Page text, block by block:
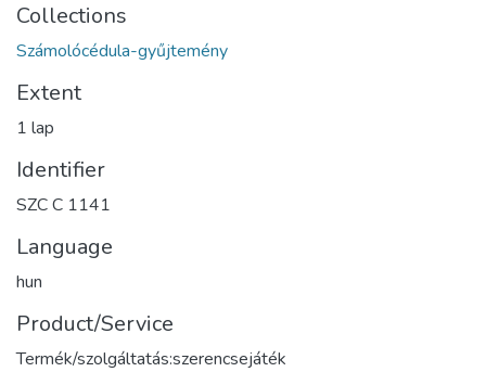
Collections
Számolócédula-gyűjtemény
Extent
1 lap
Identifier
SZC C 1141
Language
hun
Product/Service
Termék/szolgáltatás:szerencsejáték